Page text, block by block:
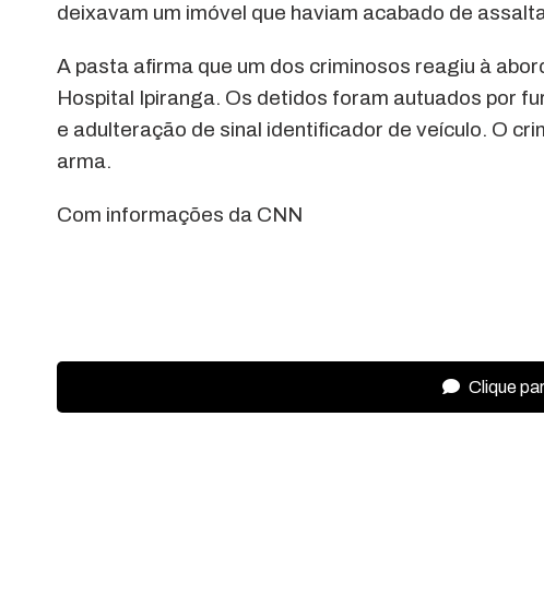
deixavam um imóvel que haviam acabado de
A pasta afirma que um dos criminosos reagiu à
Hospital Ipiranga. Os detidos foram autuados por
e adulteração de sinal identificador de veículo. O
arma.
Com informações da CNN
Clique